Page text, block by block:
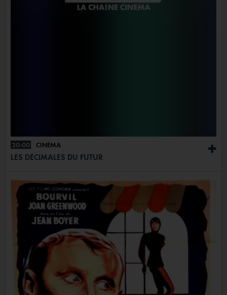
+
20:00 CINÉMA
LES DÉCIMALES DU FUTUR